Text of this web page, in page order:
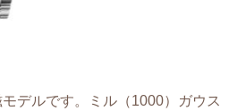
デルです。ミル（1000）ガウス